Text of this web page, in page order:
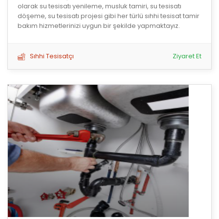
olarak su tesisatı yenileme, musluk tamiri, su tesisatı
döşeme, su tesisatı projesi gibi her türlü sıhhi tesisat tamir
bakım hizmetlerinizi uygun bir şekilde yapmaktayız.
Sıhhi Tesisatçı Ziyaret Et